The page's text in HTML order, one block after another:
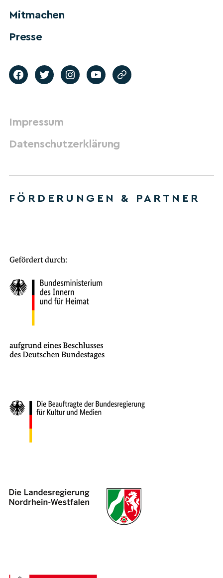
Mitmachen
Presse
Impressum
Datenschutzerklärung
FÖRDERUNGEN & PARTNER